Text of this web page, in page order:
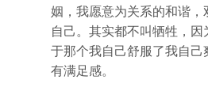
姻，我愿意为关系的和谐，
自己。其实都不叫牺牲，
于那个我自己舒服了我自己
有满足感。